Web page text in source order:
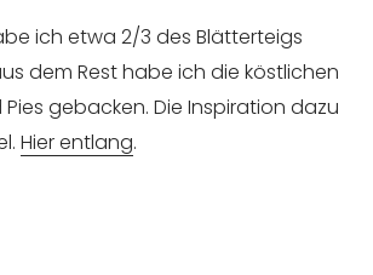
ich etwa 2/3 des Blätterteigs
dem Rest habe ich die köstlichen
Pies gebacken. Die Inspiration dazu
Hier entlang.